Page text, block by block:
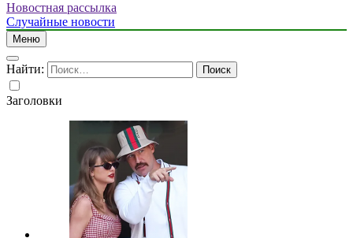
Новостная рассылка
Случайные новости
Меню
Найти:
Заголовки